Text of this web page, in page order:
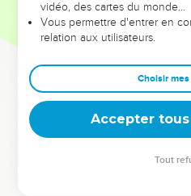
c’est votre Dieu qui est le Dieu
rois, et il dévoile les secrets,
ci. »
Ensuite le roi accorda une
fit de nombreux et grands
commandement de toute la
désigna chef suprême de tous
Daniel demanda au roi de
vidéo, des cartes du monde…
Vous permettre d'entrer en
relation aux utilisateurs.
Choisir
Accepter
Tout